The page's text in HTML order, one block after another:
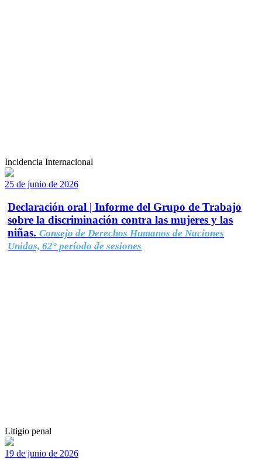
Incidencia Internacional
25 de junio de 2026
Declaración oral | Informe del Grupo de Trabajo
sobre la discriminación contra las mujeres y las
niñas. Consejo de Derechos Humanos de Naciones
Unidas, 62° período de sesiones
Litigio penal
19 de junio de 2026